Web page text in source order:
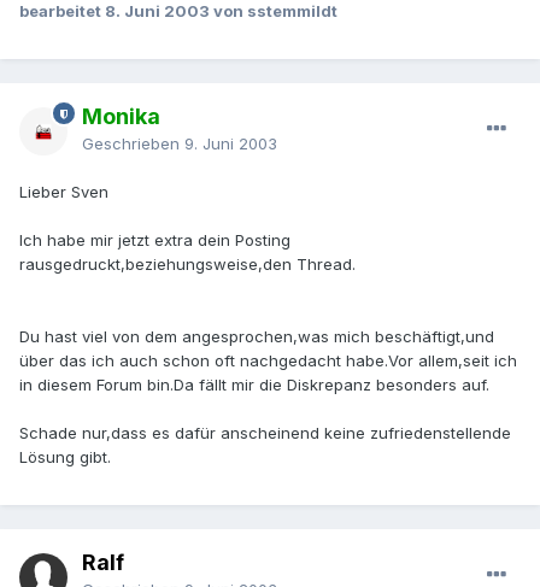
bearbeitet 8. Juni 2003 von sstemmildt
Monika
Geschrieben 9. Juni 2003
Lieber Sven
Ich habe mir jetzt extra dein Posting
rausgedruckt,beziehungsweise,den Thread.
Du hast viel von dem angesprochen,was mich beschäftigt,und
über das ich auch schon oft nachgedacht habe.Vor allem,seit ich
in diesem Forum bin.Da fällt mir die Diskrepanz besonders auf.
Schade nur,dass es dafür anscheinend keine zufriedenstellende
Lösung gibt.
Ralf